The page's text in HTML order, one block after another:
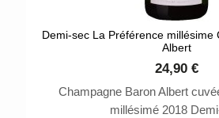
Demi-sec La Préférence millésime
Albert
24,90 €
Champagne Baron Albert
millésimé 2018